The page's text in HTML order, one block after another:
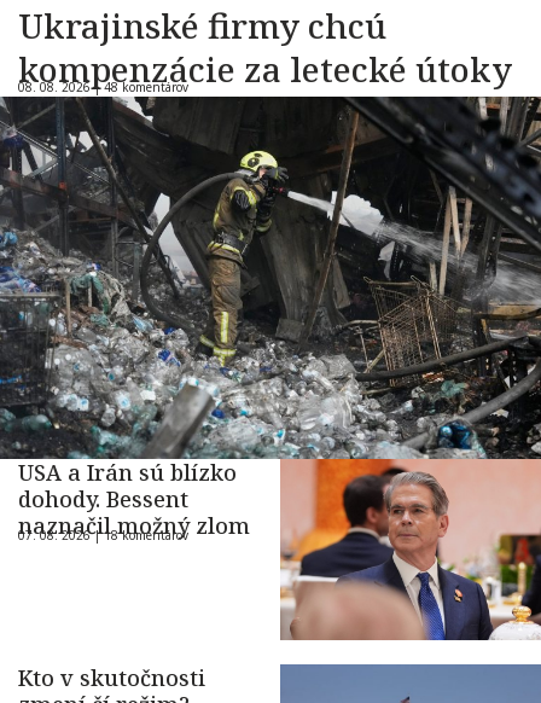
Ukrajinské firmy chcú
kompenzácie za letecké útoky
08. 08. 2026 |48 komentárov
USA a Irán sú blízko
dohody. Bessent
naznačil možný zlom
07. 08. 2026 |18 komentárov
Kto v skutočnosti